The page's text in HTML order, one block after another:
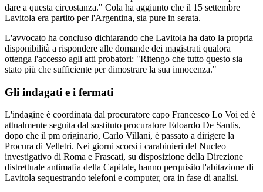
dare a questa circostanza." Cola ha aggiunto che il 15 settembre
Lavitola era partito per l'Argentina, sia pure in serata.
L'avvocato ha concluso dichiarando che Lavitola ha dato la propria
disponibilità a rispondere alle domande dei magistrati qualora
ottenga l'accesso agli atti probatori: "Ritengo che tutto questo sia
stato più che sufficiente per dimostrare la sua innocenza."
Gli indagati e i fermati
L'indagine è coordinata dal procuratore capo Francesco Lo Voi ed è
attualmente seguita dal sostituto procuratore Edoardo De Santis,
dopo che il pm originario, Carlo Villani, è passato a dirigere la
Procura di Velletri. Nei giorni scorsi i carabinieri del Nucleo
investigativo di Roma e Frascati, su disposizione della Direzione
distrettuale antimafia della Capitale, hanno perquisito l'abitazione di
Lavitola sequestrando telefoni e computer, ora in fase di analisi.